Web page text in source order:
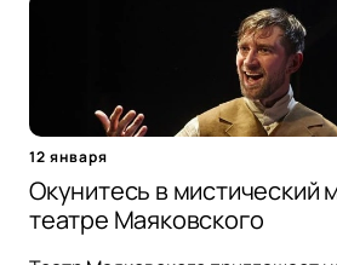
12 января
Окунитесь в мистический
театре Маяковского